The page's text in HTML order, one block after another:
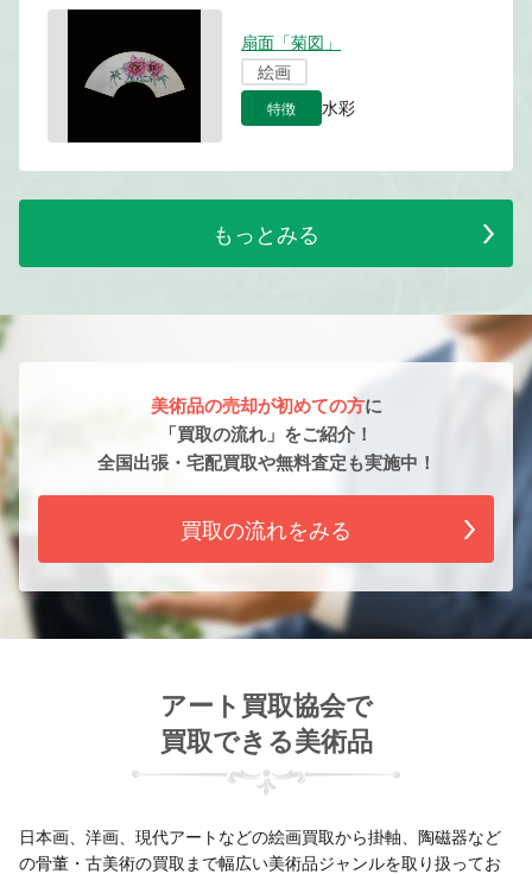
扇面「菊図」
絵画
特徴 水彩
もっとみる
美術品の売却が初めての方に
「買取の流れ」をご紹介！
全国出張・宅配買取や無料査定も実施中！
買取の流れをみる
アート買取協会で
買取できる美術品
日本画、洋画、現代アートなどの絵画買取から掛軸、陶磁器など
の骨董・古美術の買取まで幅広い美術品ジャンルを取り扱ってお